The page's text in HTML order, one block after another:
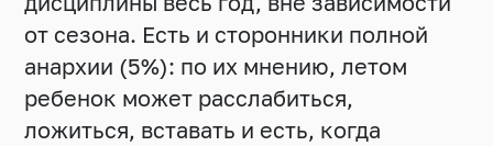
от сезона. Есть и сторонники полной
анархии (5%): по их мнению, летом
ребенок может расслабиться,
ложиться, вставать и есть, когда